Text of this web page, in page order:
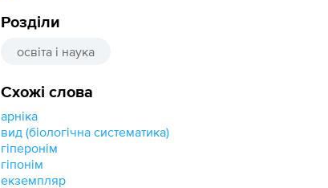
Розділи
освіта і наука
Схожі слова
арніка
вид (біологічна систематика)
гіперонім
гіпонім
екземпляр